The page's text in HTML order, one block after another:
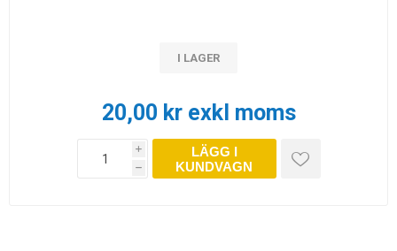
I LAGER
20,00 kr exkl moms
i
h
LÄGG I
KUNDVAGN